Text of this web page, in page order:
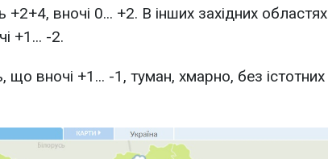
+2+4, вночі 0... +2. В інших західних областях
+1... -2.
що вночі +1... -1, туман, хмарно, без істотних